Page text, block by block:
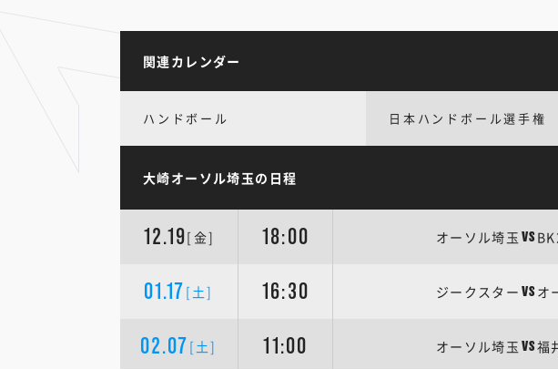
関連カレンダー
ハンドボール 日本ハンドボール選手権
大崎オーソル埼玉の日程
12.19[金] 18:00 オーソル埼玉 VS
01.17 [土] 16:30 ジークスター VS オ
02.07 [土] 11:00 オーソル埼玉 VS福